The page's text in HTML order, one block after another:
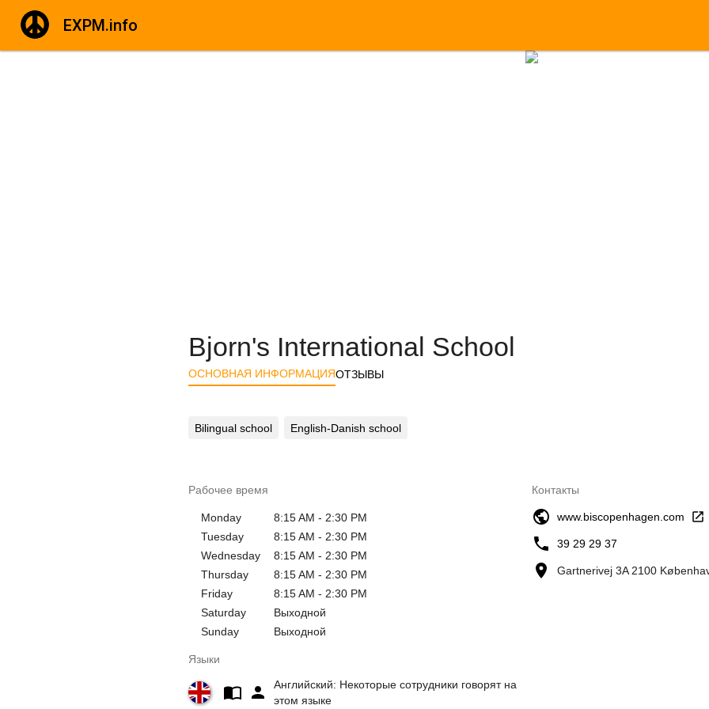
EXPM.info
Bjorn's International School
ОСНОВНАЯ ИНФОРМАЦИЯОТЗЫВЫ
Bilingual school English-Danish school
Рабочее время
Monday
8:15 AM - 2:30 PM
Tuesday
8:15 AM - 2:30 PM
Wednesday
8:15 AM - 2:30 PM
Thursday
8:15 AM - 2:30 PM
Friday
8:15 AM - 2:30 PM
Saturday
Выходной
Sunday
Выходной
Языки
Английский: Некоторые сотрудники говорят на
этом языке
Контакты
www.biscopenhagen.com
39 29 29 37
Gartnerivej 3A 2100